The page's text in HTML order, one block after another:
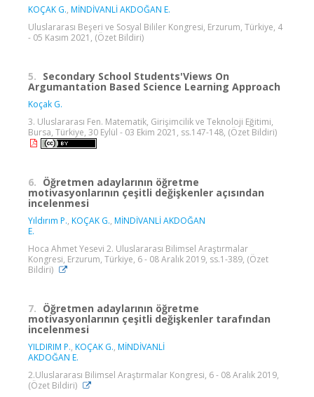
KOÇAK G., MİNDİVANLİ AKDOĞAN E.
Uluslararası Beşeri ve Sosyal Bililer Kongresi, Erzurum, Türkiye, 4
- 05 Kasım 2021, (Özet Bildiri)
5. Secondary School Students'Views On
Argumantation Based Science Learning Approach
Koçak G.
3. Uluslararası Fen. Matematik, Girişimcilik ve Teknoloji Eğitimi,
Bursa, Türkiye, 30 Eylül - 03 Ekim 2021, ss.147-148, (Özet Bildiri)
6. Öğretmen adaylarının öğretme
motivasyonlarının çeşitli değişkenler açısından
incelenmesi
Yıldırım P., KOÇAK G., MİNDİVANLİ AKDOĞAN
E.
Hoca Ahmet Yesevi 2. Uluslararası Bilimsel Araştırmalar
Kongresi, Erzurum, Türkiye, 6 - 08 Aralık 2019, ss.1-389, (Özet
Bildiri)
7. Öğretmen adaylarının öğretme
motivasyonlarının çeşitli değişkenler tarafından
incelenmesi
YILDIRIM P., KOÇAK G., MİNDİVANLİ
AKDOĞAN E.
2.Uluslararası Bilimsel Araştırmalar Kongresi, 6 - 08 Aralık 2019,
(Özet Bildiri)